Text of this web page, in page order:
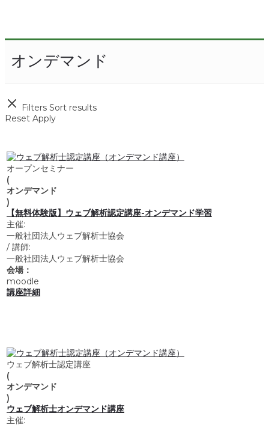
オンデマンド
Filters Sort results
Reset Apply
オープンセミナー
(
オンデマンド
)
【無料体験版】ウェブ解析認定講座-オンデマンド学習
主催:
一般社団法人ウェブ解析士協会
/ 講師:
一般社団法人ウェブ解析士協会
会場：
moodle
講座詳細
ウェブ解析士認定講座
(
オンデマンド
)
ウェブ解析士オンデマンド講座
主催: